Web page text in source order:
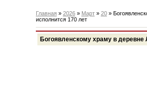
Главная » 2026 » Март » 20»
исполнится 170 лет
Богоявленскому храму в деревне